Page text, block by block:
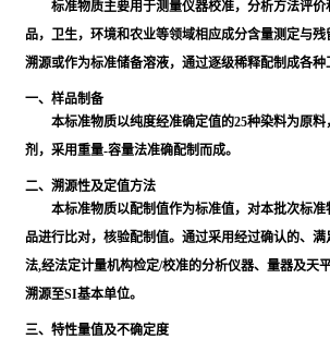
标准物质主要用于测量仪器校准，分析方法评
品，卫生，环境和农业等领域相应成分含量测定与
溯源或作为标准储备溶液，通过逐级稀释配制成各种
一、样品制备
本标准物质以纯度经准确定值的25种染料为原
剂，采用重量-容量法准确配制而成。
二、溯源性及定值方法
本标准物质以配制值作为标准值，对本批次标
品进行比对，核验配制值。通过采用经过确认的、
法,经法定计量机构检定/校准的分析仪器、量器及天
溯源至SI基本单位。
三、特性量值及不确定度